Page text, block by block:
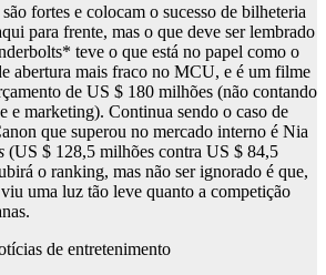
fortes e colocam o sucesso de bilheteria
para frente, mas o que deve ser lembrado
teve o que está no papel como o
abertura mais fraco no MCU, e é um filme
de US $ 180 milhões (não contando
e marketing). Continua sendo o caso de
que superou no mercado interno é Nia
(US $ 128,5 milhões contra US $ 84,5
o ranking, mas não ser ignorado é que,
uma luz tão leve quanto a competição
de entretenimento